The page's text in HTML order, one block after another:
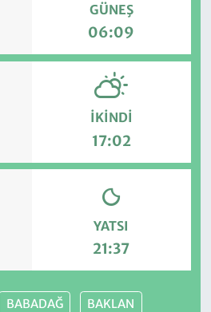
GÜNEŞ
06:09
İKINDI
17:02
YATSI
21:37
BABADAĞ BAKLAN